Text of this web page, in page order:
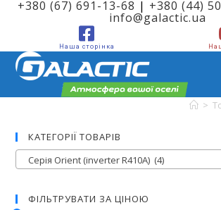
+380 (67) 691-13-68 | +380 (44)
info@galactic.ua
Наша сторінка
Серія Orient (inverter R410A) >
КАТЕГОРІЇ ТОВАРІВ
Серія Orient (inverter R410A) (4)
ФІЛЬТРУВАТИ ЗА ЦІНОЮ